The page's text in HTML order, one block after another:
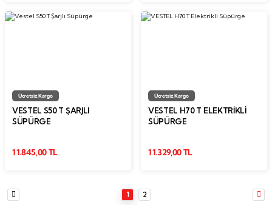
Ücretsiz Kargo
VESTEL S50 T ŞARJLI
SÜPÜRGE
11.845,00 TL
Ücretsiz Kargo
VESTEL H70 T ELEKTRIKLI
SÜPÜRGE
11.329,00 TL
1 2